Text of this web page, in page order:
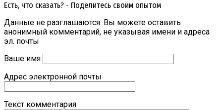
Есть, что сказать? - Поделитесь своим опытом
Данные не разглашаются. Вы можете оставить
анонимный комментарий, не указывая имени и адреса
эл. почты
Ваше имя
Адрес электронной почты
Текст комментария